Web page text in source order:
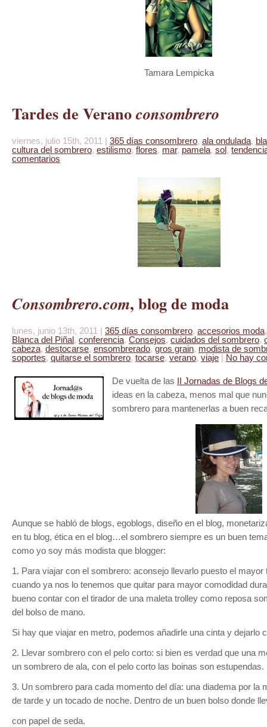
Tamara Lempicka
Tardes de Veranoconsombrero
viernes, julio 15th, 2011 | 365 días consombrero, ala ondulada,
cultura del sombrero, estilismo, flores, mar, pamela, sol,
comentarios
Consombrero.com, blog de moda
lunes, junio 13th, 2011 | 365 días consombrero, accesorios moda
Blanca del Piñal, conferencia, Consejos, cuidados del sombrero,
cabeza, destocarse, ensombrerado, gros grain, modista de
soportes, quitarse el sombrero, tocarse, verano, viaje | No hay
De vuelta de las II Jornadas de Blogs
ideas en la cabeza, menos mal que
sombrero para mantenerlas a buen
Aunque se habló de blogs, egoblogs, diseño en el blog,
en tu blog, ética en el blog…el sombrero siempre es un buen
como yo soy más modista que blogger:
1. Para viajar con el sombrero: aconsejo llevarlo puesto el mayor
cuando ya nos lo tenemos que quitar para mayor comodidad
bueno contar con el tirador de una maleta trolley como reposa
del bolso de mano.
Si hay que viajar en metro, podemos añadirle una cinta y dejarlo
2. Llevar sombrero con el pelo corto: si bien es verdad que una
un sombrero de ala, con el pelo corto las boinas son estupendas.
3. Un sombrero para cada momento del día: una diadema por la
de tarde y un tocado de noche. Dentro de un buen bolso donde
con papel de seda.